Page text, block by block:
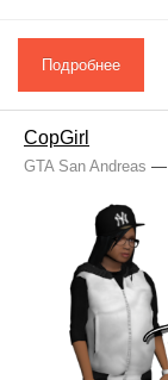
Подробнее
CopGirl
GTA San Andreas —